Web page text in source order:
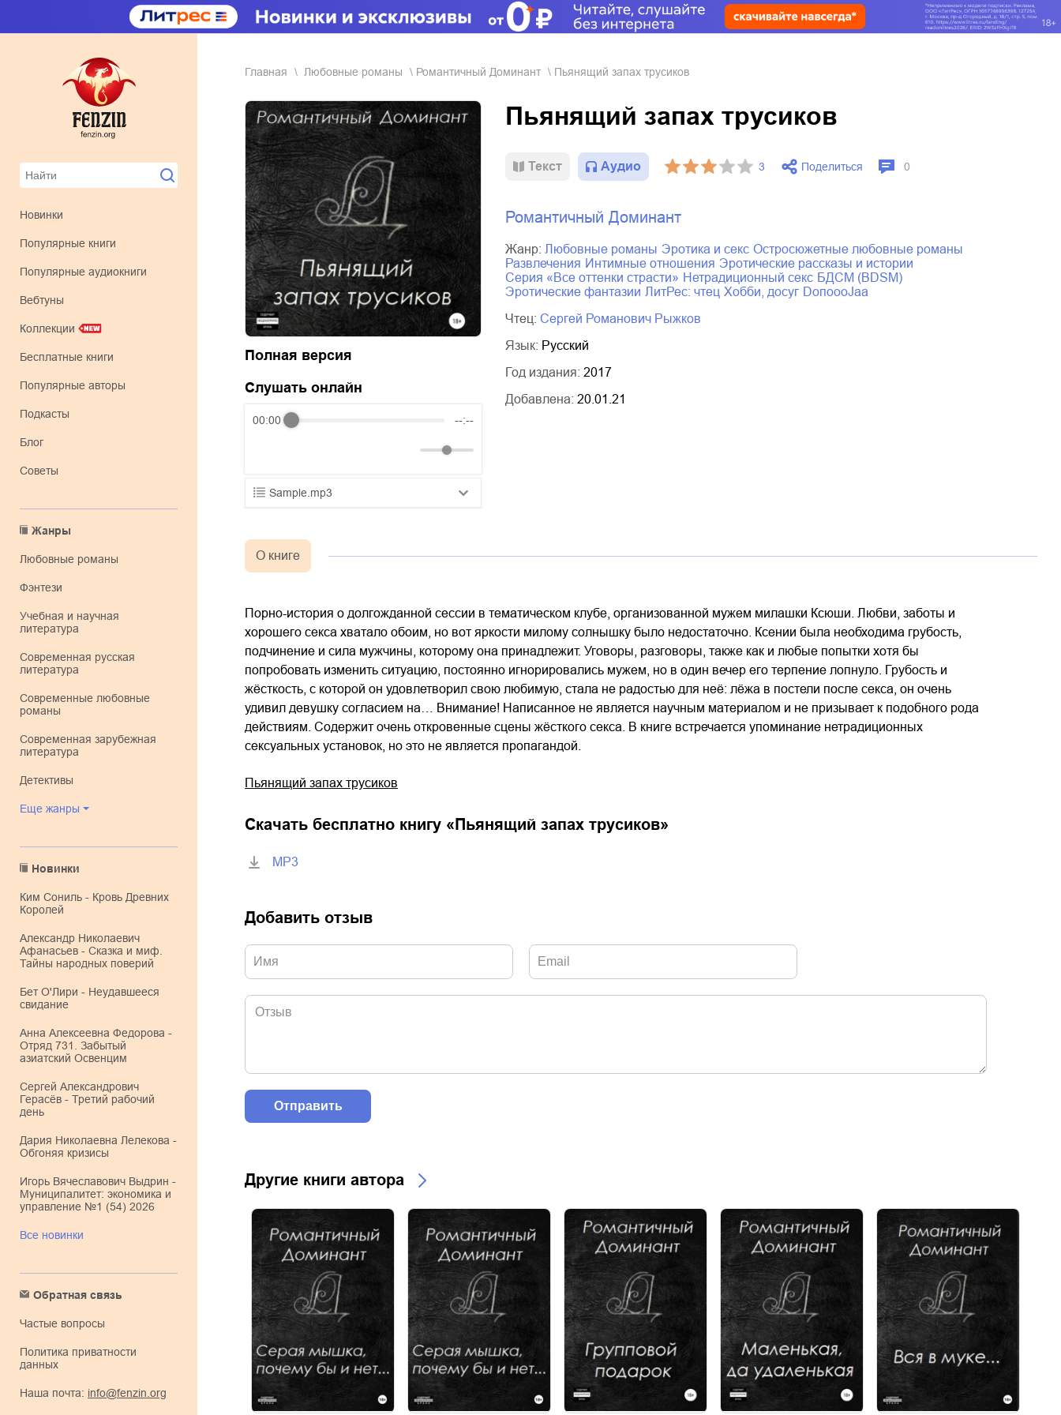
Новинки
Популярные книги
Популярные аудиокниги
Вебтуны
Коллекции
Бесплатные книги
Популярные авторы
Подкасты
Блог
Советы
Жанры
любовные романы
фэнтези
учебная и научная
литература
современная русская
литература
современные любовные
романы
современная зарубежная
литература
детективы
Еще жанры
Новинки
Ким Сониль - Кровь Древних
Королей
Александр Николаевич
Афанасьев - Сказка и миф.
Тайны народных поверий
Бет О'Лири - Неудавшееся
свидание
Анна Алексеевна Федорова -
Отряд 731. Забытый
азиатский Освенцим
Сергей Александрович
Герасёв - Третий рабочий
день
Дария Николаевна Лелекова -
Обгоняя кризисы
Игорь Вячеславович Выдрин -
Муниципалитет: экономика и
управление №1 (54) 2026
Все новинки
Обратная связь
Частые вопросы
Политика приватности
данных
Наша почта: info@fenzin.org
Главная любовные романы Романтичный Доминант Пьянящий запах трусиков
Полная версия
Слушать онлайн
00:00 --:--
Sample.mp3
02.mp3
Пьянящий запах трусиков
Текст Аудио 3 Поделиться 0
Романтичный Доминант
Жанр: любовные романы эротика и секс
остросюжетные любовные романы
развлечения
интимные отношения
эротические рассказы и истории
серия «Все оттенки страсти»
нетрадиционный секс
БДСМ (BDSM)
эротические фантазии
ЛитРес: чтец хобби, досуг
DoпоoоJaа
Чтец:
Сергей Романович Рыжков
Язык: Русский
Год издания: 2017
Добавлена: 20.01.21
О книге
Порно-история о долгожданной сессии в тематическом клубе, организованной мужем милашки Ксюши. Любви, заботы и
хорошего секса хватало обоим, но вот яркости милому солнышку было недостаточно. Ксении была необходима грубость,
подчинение и сила мужчины, которому она принадлежит. Уговоры, разговоры, также как и любые попытки хотя бы
попробовать изменить ситуацию, постоянно игнорировались мужем, но в один вечер его терпение лопнуло. Грубость и
жёсткость, с которой он удовлетворил свою любимую, стала не радостью для неё: лёжа в постели после секса, он очень
удивил девушку согласием на… Внимание! Написанное не является научным материалом и не призывает к подобного рода
действиям. Содержит очень откровенные сцены жёсткого секса. В книге встречается упоминание нетрадиционных
сексуальных установок, но это не является пропагандой.
Пьянящий запах трусиков
Скачать бесплатно книгу « Пьянящий запах трусиков»
MP3
Добавить отзыв
Другие книги автора